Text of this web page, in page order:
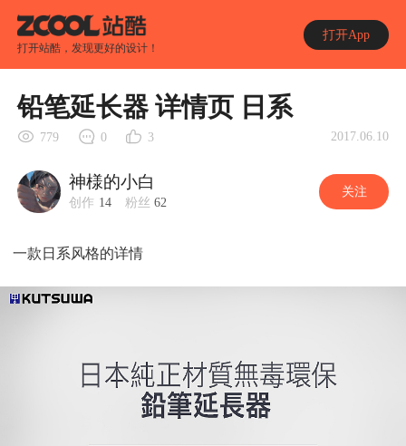
打开站酷，发现更好的设计！
打开App
铅笔延长器 详情页 日系
779 0 3 2017.06.10
神様的小白
创作 14 粉丝 62
关注
一款日系风格的详情